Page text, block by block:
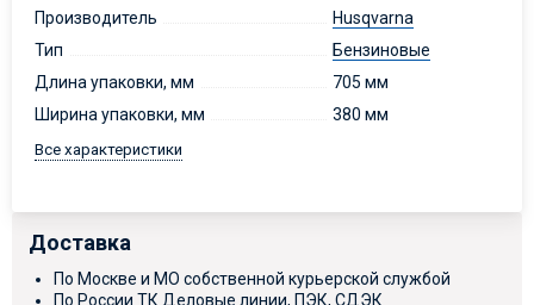
Производитель
Husqvarna
Тип
Бензиновые
Длина упаковки, мм
705 мм
Ширина упаковки, мм
380 мм
Все характеристики
Доставка
По Москве и МО собственной курьерской службой
По России ТК Деловые линии, ПЭК, СДЭК